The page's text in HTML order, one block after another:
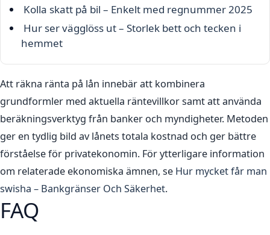
Kolla skatt på bil – Enkelt med regnummer 2025
Hur ser vägglöss ut – Storlek bett och tecken i
hemmet
Att räkna ränta på lån innebär att kombinera
grundformler med aktuella räntevillkor samt att använda
beräkningsverktyg från banker och myndigheter. Metoden
ger en tydlig bild av lånets totala kostnad och ger bättre
förståelse för privatekonomin. För ytterligare information
om relaterade ekonomiska ämnen, se Hur mycket får man
swisha – Bankgränser Och Säkerhet.
FAQ